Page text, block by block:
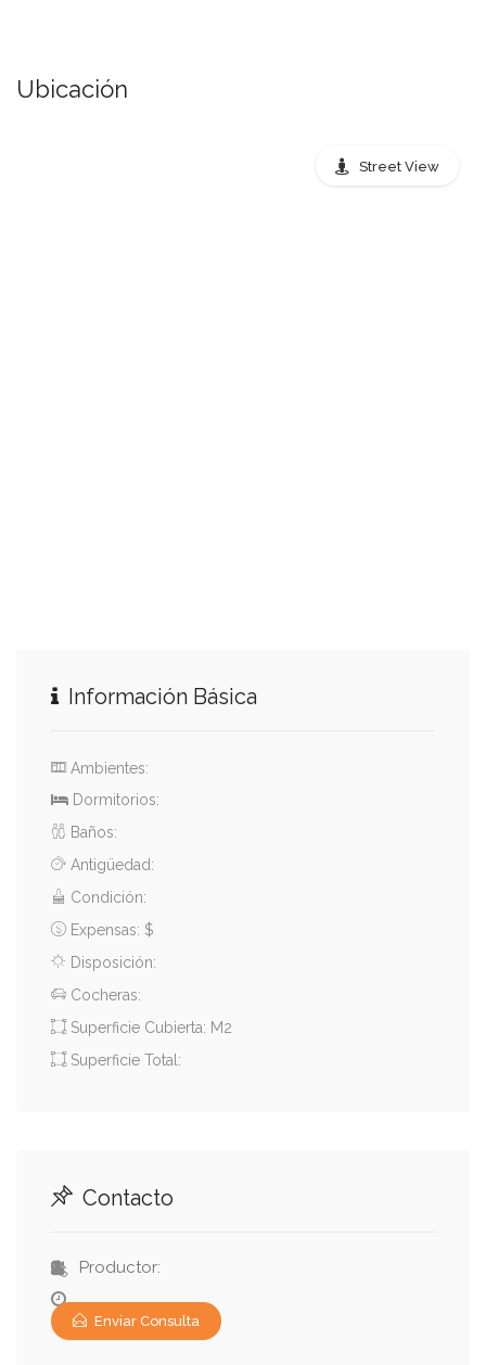
Ubicación
Street View
Información Básica
Ambientes:
Dormitorios:
Baños:
Antigüedad:
Condición:
Expensas: $
Disposición:
Cocheras:
Superficie Cubierta: M2
Superficie Total:
Contacto
Productor:
Enviar Consulta